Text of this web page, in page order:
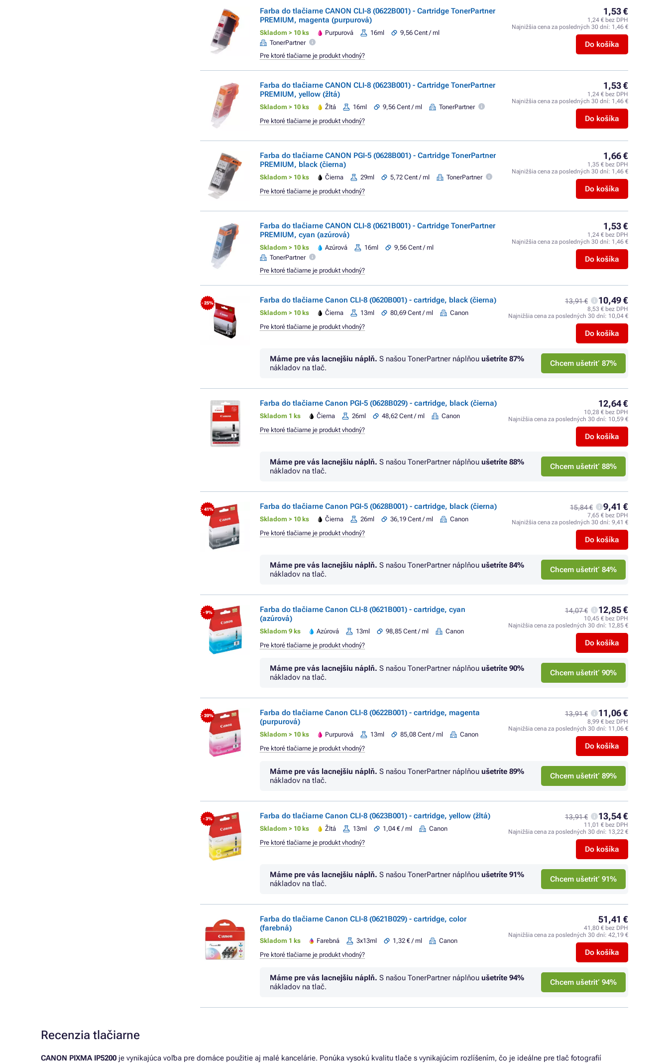
Farba do tlačiarne CANON CLI-8 (0622B001) - Cartridge TonerPartner
PREMIUM, magenta (purpurová)
Skladom > 10 ks Purpurová 16ml
9,56 Cent / ml
TonerPartner
1,53 €
1,24 € bez DPH
Najnižšia cena za posledných 30 dní: 1,46 €
Do košíka
Pre ktoré tlačiarne je produkt vhodný?
Farba do tlačiarne CANON CLI-8 (0623B001) - Cartridge TonerPartner
PREMIUM, yellow (žltá)
Skladom > 10 ks Žltá 16ml 9,56 Cent / ml TonerPartner
1,53 €
1,24 € bez DPH
Najnižšia cena za posledných 30 dní: 1,46 €
Do košíka
Pre ktoré tlačiarne je produkt vhodný?
Farba do tlačiarne CANON PGI-5 (0628B001) - Cartridge TonerPartner
PREMIUM, black (čierna)
Skladom > 10 ks Čierna 29ml 5,72 Cent / ml TonerPartner
1,66 €
1,35 € bez DPH
Najnižšia cena za posledných 30 dní: 1,46 €
Do košíka
Pre ktoré tlačiarne je produkt vhodný?
Farba do tlačiarne CANON CLI-8 (0621B001) - Cartridge TonerPartner
PREMIUM, cyan (azúrová)
Skladom > 10 ks Azúrová 16ml
9,56 Cent / ml
TonerPartner
1,53 €
1,24 € bez DPH
Najnižšia cena za posledných 30 dní: 1,46 €
Do košíka
Pre ktoré tlačiarne je produkt vhodný?
- 25% Farba do tlačiarne Canon CLI-8 (0620B001) - cartridge, black (čierna)
Skladom > 10 ks Čierna 13ml 80,69 Cent / ml Canon
13,91 € 10,49 €
8,53 € bez DPH
Najnižšia cena za posledných 30 dní: 10,04 €
Do košíka
Pre ktoré tlačiarne je produkt vhodný?
Máme pre vás lacnejšiu náplň. S našou TonerPartner náplňou ušetríte 87%
nákladov na tlač.
Chcem ušetriť 87%
Farba do tlačiarne Canon PGI-5 (0628B029) - cartridge, black (čierna)
Skladom 1 ks Čierna 26ml 48,62 Cent / ml Canon
12,64 €
10,28 € bez DPH
Najnižšia cena za posledných 30 dní: 10,59 €
Do košíka
Pre ktoré tlačiarne je produkt vhodný?
Máme pre vás lacnejšiu náplň. S našou TonerPartner náplňou ušetríte 88%
nákladov na tlač.
Chcem ušetriť 88%
- 41% Farba do tlačiarne Canon PGI-5 (0628B001) - cartridge, black (čierna)
Skladom > 10 ks Čierna 26ml 36,19 Cent / ml Canon
15,84 € 9,41 €
7,65 € bez DPH
Najnižšia cena za posledných 30 dní: 9,41 €
Do košíka
Pre ktoré tlačiarne je produkt vhodný?
Máme pre vás lacnejšiu náplň. S našou TonerPartner náplňou ušetríte 84%
nákladov na tlač.
Chcem ušetriť 84%
- 9%
Farba do tlačiarne Canon CLI-8 (0621B001) - cartridge, cyan
(azúrová)
Skladom 9 ks Azúrová 13ml 98,85 Cent / ml Canon
14,07 € 12,85 €
10,45 € bez DPH
Najnižšia cena za posledných 30 dní: 12,85 €
Do košíka
Pre ktoré tlačiarne je produkt vhodný?
Máme pre vás lacnejšiu náplň. S našou TonerPartner náplňou ušetríte 90%
nákladov na tlač.
Chcem ušetriť 90%
- 20%
Farba do tlačiarne Canon CLI-8 (0622B001) - cartridge, magenta
(purpurová)
Skladom > 10 ks Purpurová 13ml 85,08 Cent / ml Canon
13,91 € 11,06 €
8,99 € bez DPH
Najnižšia cena za posledných 30 dní: 11,06 €
Do košíka
Pre ktoré tlačiarne je produkt vhodný?
Máme pre vás lacnejšiu náplň. S našou TonerPartner náplňou ušetríte 89%
nákladov na tlač.
Chcem ušetriť 89%
- 3% Farba do tlačiarne Canon CLI-8 (0623B001) - cartridge, yellow (žltá)
Skladom > 10 ks Žltá 13ml 1,04 € / ml Canon
13,91 € 13,54 €
11,01 € bez DPH
Najnižšia cena za posledných 30 dní: 13,22 €
Do košíka
Pre ktoré tlačiarne je produkt vhodný?
Máme pre vás lacnejšiu náplň. S našou TonerPartner náplňou ušetríte 91%
nákladov na tlač.
Chcem ušetriť 91%
Farba do tlačiarne Canon CLI-8 (0621B029) - cartridge, color
(farebná)
Skladom 1 ks Farebná 3x13ml 1,32 € / ml Canon
51,41 €
41,80 € bez DPH
Najnižšia cena za posledných 30 dní: 42,19 €
Do košíka
Pre ktoré tlačiarne je produkt vhodný?
Máme pre vás lacnejšiu náplň. S našou TonerPartner náplňou ušetríte 94%
nákladov na tlač.
Chcem ušetriť 94%
Recenzia tlačiarne
CANON PIXMA IP5200 je vynikajúca voľba pre domáce použitie aj malé kancelárie. Ponúka vysokú kvalitu tlače s vynikajúcim rozlíšením, čo je ideálne pre tlač fotografií